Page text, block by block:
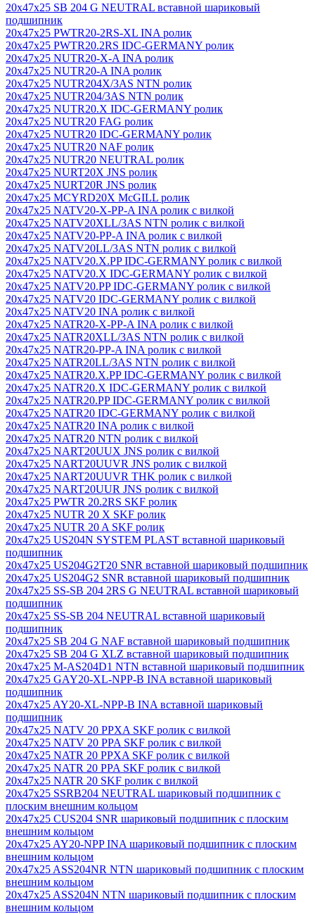
20x47x25 SB 204 G NEUTRAL вставной шариковый
подшипник
20x47x25 PWTR20-2RS-XL INA ролик
20x47x25 PWTR20.2RS IDC-GERMANY ролик
20x47x25 NUTR20-X-A INA ролик
20x47x25 NUTR20-A INA ролик
20x47x25 NUTR204X/3AS NTN ролик
20x47x25 NUTR204/3AS NTN ролик
20x47x25 NUTR20.X IDC-GERMANY ролик
20x47x25 NUTR20 FAG ролик
20x47x25 NUTR20 IDC-GERMANY ролик
20x47x25 NUTR20 NAF ролик
20x47x25 NUTR20 NEUTRAL ролик
20x47x25 NURT20X JNS ролик
20x47x25 NURT20R JNS ролик
20x47x25 MCYRD20X McGILL ролик
20x47x25 NATV20-X-PP-A INA ролик с вилкой
20x47x25 NATV20XLL/3AS NTN ролик с вилкой
20x47x25 NATV20-PP-A INA ролик с вилкой
20x47x25 NATV20LL/3AS NTN ролик с вилкой
20x47x25 NATV20.X.PP IDC-GERMANY ролик с вилкой
20x47x25 NATV20.X IDC-GERMANY ролик с вилкой
20x47x25 NATV20.PP IDC-GERMANY ролик с вилкой
20x47x25 NATV20 IDC-GERMANY ролик с вилкой
20x47x25 NATV20 INA ролик с вилкой
20x47x25 NATR20-X-PP-A INA ролик с вилкой
20x47x25 NATR20XLL/3AS NTN ролик с вилкой
20x47x25 NATR20-PP-A INA ролик с вилкой
20x47x25 NATR20LL/3AS NTN ролик с вилкой
20x47x25 NATR20.X.PP IDC-GERMANY ролик с вилкой
20x47x25 NATR20.X IDC-GERMANY ролик с вилкой
20x47x25 NATR20.PP IDC-GERMANY ролик с вилкой
20x47x25 NATR20 IDC-GERMANY ролик с вилкой
20x47x25 NATR20 INA ролик с вилкой
20x47x25 NATR20 NTN ролик с вилкой
20x47x25 NART20UUX JNS ролик с вилкой
20x47x25 NART20UUVR JNS ролик с вилкой
20x47x25 NART20UUVR THK ролик с вилкой
20x47x25 NART20UUR JNS ролик с вилкой
20x47x25 PWTR 20.2RS SKF ролик
20x47x25 NUTR 20 X SKF ролик
20x47x25 NUTR 20 A SKF ролик
20x47x25 US204N SYSTEM PLAST вставной шариковый
подшипник
20x47x25 US204G2T20 SNR вставной шариковый подшипник
20x47x25 US204G2 SNR вставной шариковый подшипник
20x47x25 SS-SB 204 2RS G NEUTRAL вставной шариковый
подшипник
20x47x25 SS-SB 204 NEUTRAL вставной шариковый
подшипник
20x47x25 SB 204 G NAF вставной шариковый подшипник
20x47x25 SB 204 G XLZ вставной шариковый подшипник
20x47x25 M-AS204D1 NTN вставной шариковый подшипник
20x47x25 GAY20-XL-NPP-B INA вставной шариковый
подшипник
20x47x25 AY20-XL-NPP-B INA вставной шариковый
подшипник
20x47x25 NATV 20 PPXA SKF ролик с вилкой
20x47x25 NATV 20 PPA SKF ролик с вилкой
20x47x25 NATR 20 PPXA SKF ролик с вилкой
20x47x25 NATR 20 PPA SKF ролик с вилкой
20x47x25 NATR 20 SKF ролик с вилкой
20x47x25 SSRB204 NEUTRAL шариковый подшипник с
плоским внешним кольцом
20x47x25 CUS204 SNR шариковый подшипник с плоским
внешним кольцом
20x47x25 AY20-NPP INA шариковый подшипник с плоским
внешним кольцом
20x47x25 ASS204NR NTN шариковый подшипник с плоским
внешним кольцом
20x47x25 ASS204N NTN шариковый подшипник с плоским
внешним кольцом